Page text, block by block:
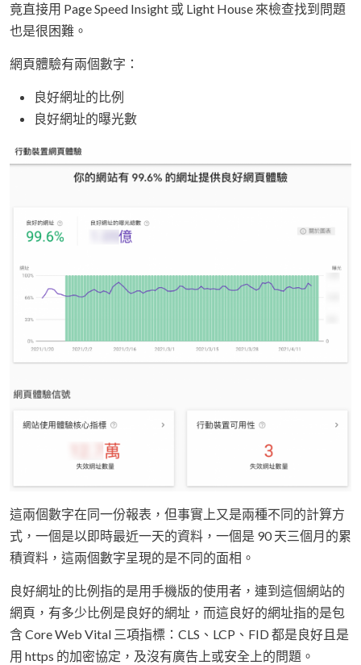
竟直接用 Page Speed Insight 或 Light House 來檢查找到問題
也是很困難。
網頁體驗有兩個數字：
良好網址的比例
良好網址的曝光數
這兩個數字在同一份報表，但事實上又是兩種不同的計算方
式，一個是以即時最近一天的資料，一個是 90 天三個月的累
積資料，這兩個數字呈現的是不同的面相。
良好網址的比例指的是用手機版的使用者，連到這個網站的
網頁，有多少比例是良好的網址，而這良好的網址指的是包
含 Core Web Vital 三項指標：CLS、LCP、FID 都是良好且是
用 https 的加密協定，及沒有廣告上或安全上的問題。